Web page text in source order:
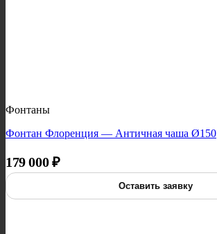
Фонтаны
Фонтан Флоренция — Античная чаша Ø150
179 000₽
Оставить заявку